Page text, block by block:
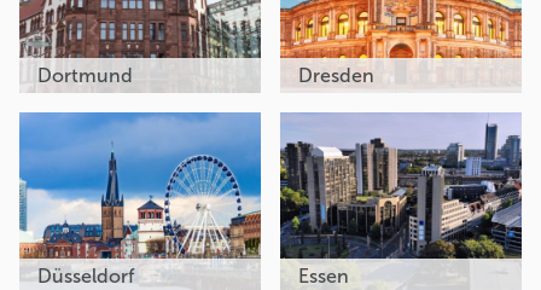
Dortmund Dresden
Düsseldorf Essen